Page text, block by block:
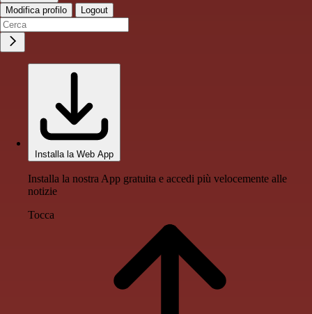
Modifica profilo Logout
Installa la Web App
Installa la nostra App gratuita e accedi più velocemente alle
notizie
Tocca